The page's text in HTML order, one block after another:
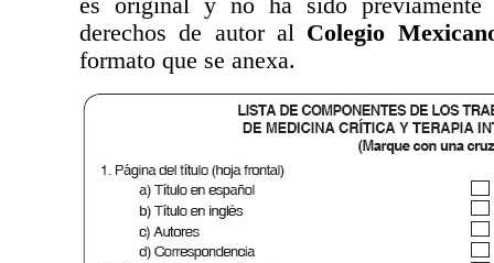
es original y no ha sido previamente
derechos de autor al Colegio
formato que se anexa.